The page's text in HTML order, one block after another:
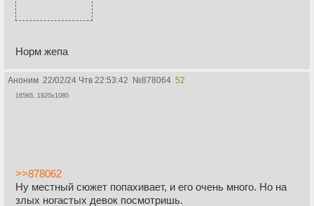
Норм жепа
Аноним 22/02/24 Чтв 22:53:42 №878064 52
165Кб, 1920x1080
>>878062
Ну местный сюжет попахивает, и его очень много. Но на
злых ногастых девок посмотришь.